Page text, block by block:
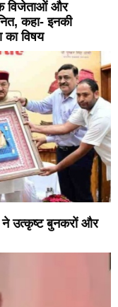
विजेताओं और
कहा- इनकी
का विषय
ने उत्कृष्ट बुनकरों और